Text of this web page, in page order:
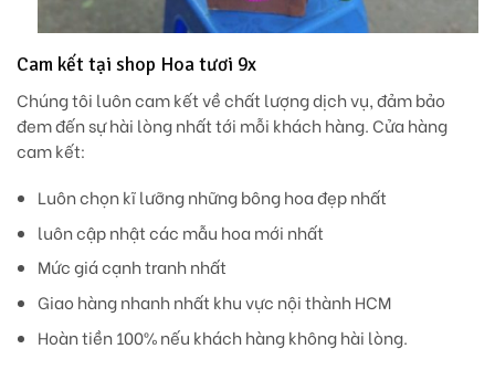
Cam kết tại shop Hoa tươi 9x
Chúng tôi luôn cam kết về chất lượng dịch vụ, đảm bảo
đem đến sự hài lòng nhất tới mỗi khách hàng. Cửa hàng
cam kết:
Luôn chọn kĩ lưỡng những bông hoa đẹp nhất
luôn cập nhật các mẫu hoa mới nhất
Mức giá cạnh tranh nhất
Giao hàng nhanh nhất khu vực nội thành HCM
Hoàn tiền 100% nếu khách hàng không hài lòng.